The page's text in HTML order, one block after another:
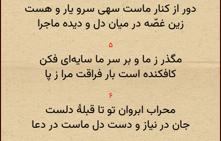
دور از کنار ماست سهی سرو یار و هست
زین غصّه در میان دل و دیده ماجرا
مگذر ز ما و بر سر ما سایه‌ای فکن
کافکنده است بار فراقت مرا ز پا
محراب ابروان تو تا قبلهٔ دلست
جان در نیاز و دست دل ماست در دعا